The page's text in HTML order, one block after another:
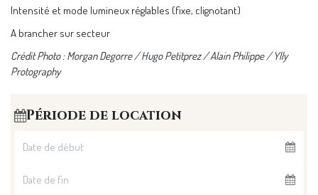
Intensité et mode lumineux réglables (fixe, clignotant)
A brancher sur secteur
Crédit Photo : Morgan Degorre / Hugo Petitprez / Alain Philippe /Ylly
Protography
Période de location